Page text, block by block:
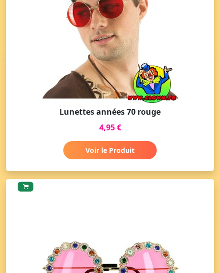
Lunettes années 70 rouge
4,95 €
Voir le Produit